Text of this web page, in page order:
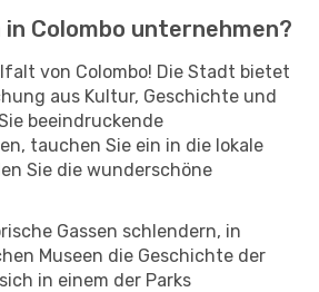
in Colombo unternehmen?
von Colombo! Die Stadt bietet
aus Kultur, Geschichte und
beeindruckende
tauchen Sie ein in die lokale
Sie die wunderschöne
Gassen schlendern, in
Museen die Geschichte der
in einem der Parks